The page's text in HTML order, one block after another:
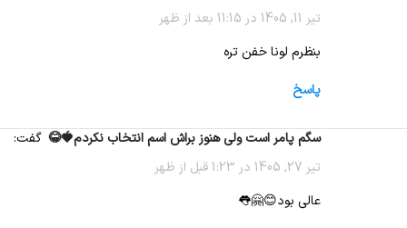
تیر 11, 1405 در 11:15 بعد از ظهر
بنظرم لونا خفن تره
پاسخ
سگم پامر است ولی هنوز براش اسم انتخاب نکردم🍓😂 گفت:
تیر 27, 1405 در 1:23 قبل از ظهر
عالی بود😊🤗👅